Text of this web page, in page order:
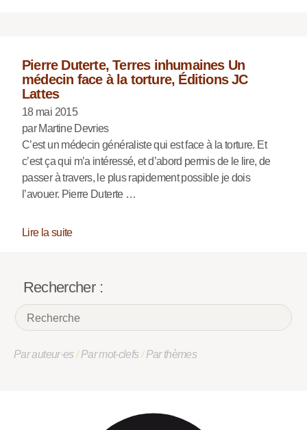
Pierre Duterte, Terres inhumaines Un
médecin face à la torture, Éditions JC
Lattes
18 mai 2015
par Martine Devries
C’est un médecin généraliste qui est face à la torture. Et
c’est ça qui m’a intéressé, et d’abord permis de le lire, de
passer à travers, le plus rapidement possible je dois
l’avouer. Pierre Duterte …
Lire la suite
Rechercher :
Par auteur·es/Par mot-clefs/Par thèmes